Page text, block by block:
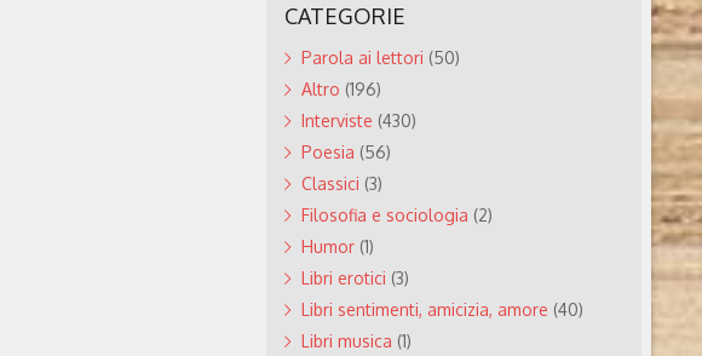
CATEGORIE
Parola ai lettori (50)
Altro (196)
Interviste (430)
Poesia (56)
Classici (3)
Filosofia e sociologia (2)
Humor(1)
Libri erotici (3)
Libri sentimenti, amicizia, amore (40)
Libri musica (1)